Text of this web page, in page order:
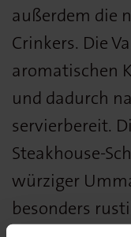
außerdem die
Crinkers. Die
aromatischen
und dadurch
servierbereit.
Steakhouse-
würziger
besonders